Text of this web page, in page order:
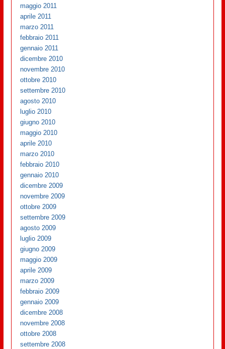
maggio 2011
aprile 2011
marzo 2011
febbraio 2011
gennaio 2011
dicembre 2010
novembre 2010
ottobre 2010
settembre 2010
agosto 2010
luglio 2010
giugno 2010
maggio 2010
aprile 2010
marzo 2010
febbraio 2010
gennaio 2010
dicembre 2009
novembre 2009
ottobre 2009
settembre 2009
agosto 2009
luglio 2009
giugno 2009
maggio 2009
aprile 2009
marzo 2009
febbraio 2009
gennaio 2009
dicembre 2008
novembre 2008
ottobre 2008
settembre 2008